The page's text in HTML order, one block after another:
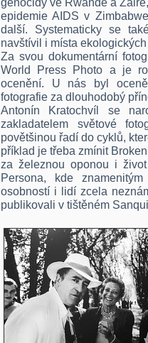
epidemie AIDS v
další. Systematicky se
navštívil i místa
Za svou dokumentární
World Press Photo a je
ocenění. U nás byl
fotografie za dlouhodobý
Antonín Kratochvíl se
zakladatelem světové
povětšinou řadí do cyklů,
příklad je třeba zmínit
za železnou oponou i
Persona, kde
osobností i lidí zcela
publikovali v tištěném